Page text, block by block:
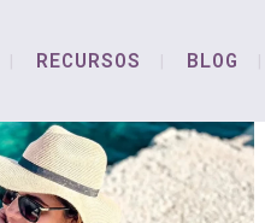
RECURSOS BLOG